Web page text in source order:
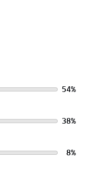
54%
38%
8%